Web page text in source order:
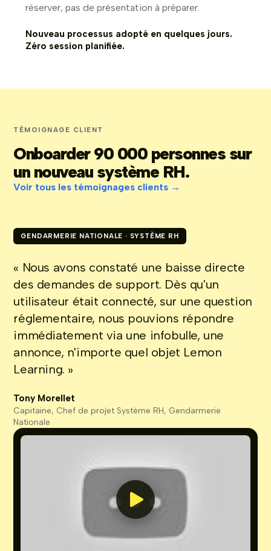
réserver, pas de présentation à préparer.
Nouveau processus adopté en quelques jours.
Zéro session planifiée.
TÉMOIGNAGE CLIENT
Onboarder 90 000 personnes sur
un nouveau système RH.
Voir tous les témoignages clients →
GENDARMERIE NATIONALE · SYSTÈME RH
« Nous avons constaté une baisse directe
des demandes de support. Dès qu'un
utilisateur était connecté, sur une question
réglementaire, nous pouvions répondre
immédiatement via une infobulle, une
annonce, n'importe quel objet Lemon
Learning. »
Tony Morellet
Capitaine, Chef de projet Système RH, Gendarmerie
Nationale